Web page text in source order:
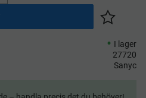
Lägg till
I lager
27720
Sanyc